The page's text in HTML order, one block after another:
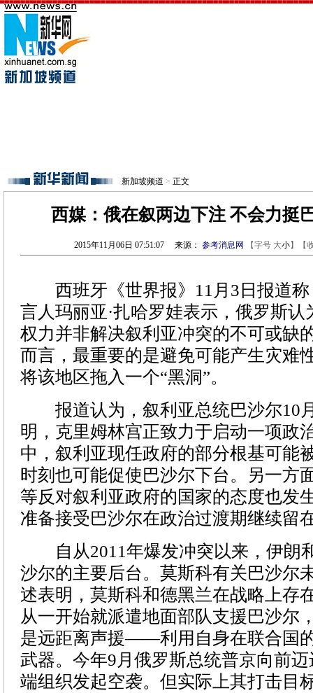
新加坡频道 > 正文
西媒：俄在叙两边下注 不会力挺
2015年11月06日 07:51:07 来源： 参考消息网 【字号 大小】【
西班牙《世界报》11月3日报道称
言人玛丽亚·扎哈罗娃表示，俄罗斯认
权力并非解决叙利亚冲突的不可或缺
而言，最重要的是避免可能产生灾难
将该地区拖入一个“黑洞”。
报道认为，叙利亚总统巴沙尔10
明，克里姆林宫正致力于启动一项政
中，叙利亚现任政府的部分根基可能
时刻也可能促使巴沙尔下台。另一方
等反对叙利亚政府的国家的态度也发
准备接受巴沙尔在政治过渡期继续留
自从2011年爆发冲突以来，伊朗
沙尔的主要后台。莫斯科有关巴沙尔
述表明，莫斯科和德黑兰在战略上存
从一开始就派遣地面部队支援巴沙尔
是远距离声援——利用自身在联合国
武器。今年9月俄罗斯总统普京向前
端组织发起空袭。但实际上其打击目